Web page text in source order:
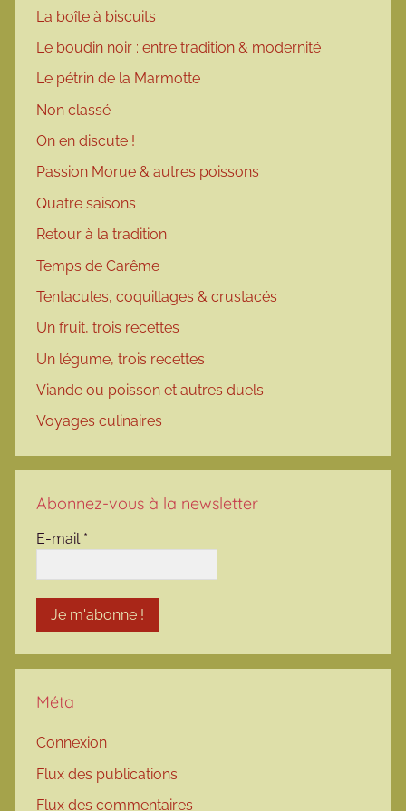
La boîte à biscuits
Le boudin noir : entre tradition & modernité
Le pétrin de la Marmotte
Non classé
On en discute !
Passion Morue & autres poissons
Quatre saisons
Retour à la tradition
Temps de Carême
Tentacules, coquillages & crustacés
Un fruit, trois recettes
Un légume, trois recettes
Viande ou poisson et autres duels
Voyages culinaires
Abonnez-vous à la newsletter
E-mail *
Méta
Connexion
Flux des publications
Flux des commentaires